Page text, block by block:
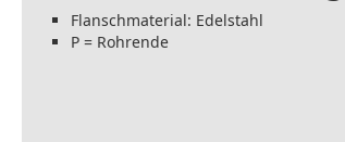
Flanschmaterial: Edelstahl
P = Rohrende